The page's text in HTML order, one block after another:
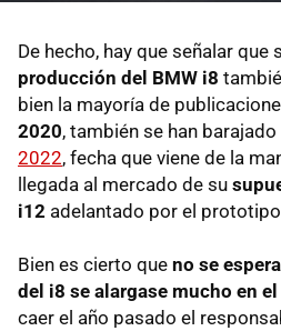
De hecho, hay que señalar que
producción del BMW i8
bien la mayoría de
2020, también se han
2022, fecha que viene de la
llegada al mercado de su
i12 adelantado por el prototipo
Bien es cierto que no se
del i8 se alargase mucho en
caer el año pasado el